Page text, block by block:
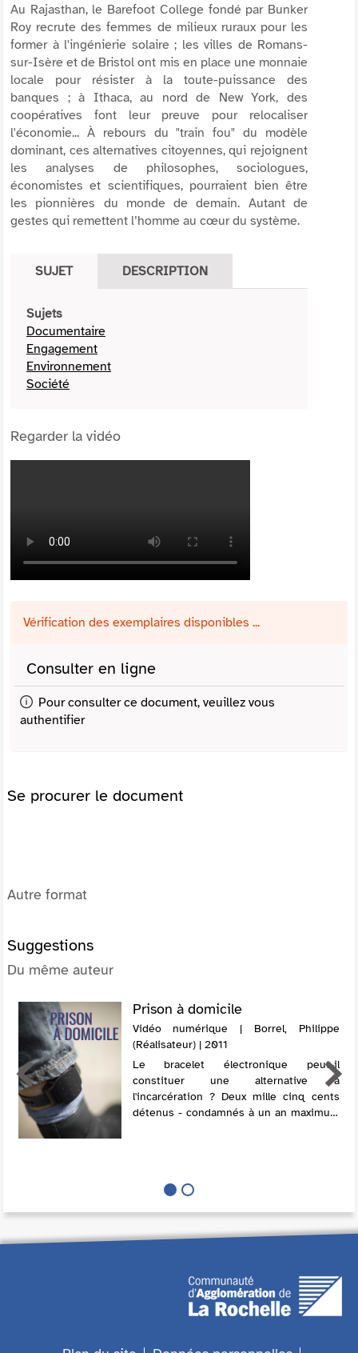
Au Rajasthan, le Barefoot College fondé par Bunker
Roy recrute des femmes de milieux ruraux pour les
former à l'ingénierie solaire ; les villes de Romans-
sur-Isère et de Bristol ont mis en place une monnaie
locale pour résister à la toute-puissance des
banques ; à Ithaca, au nord de New York, des
coopératives font leur preuve pour relocaliser
l'économie... À rebours du "train fou" du modèle
dominant, ces alternatives citoyennes, qui rejoignent
les analyses de philosophes, sociologues,
économistes et scientifiques, pourraient bien être
les pionnières du monde de demain. Autant de
gestes qui remettent l’homme au cœur du système.
SUJET DESCRIPTION
Sujets
Documentaire
Engagement
Environnement
Société
Regarder la vidéo
Vérification des exemplaires disponibles ...
Consulter en ligne
Pour consulter ce document, veuillez vous
authentifier
Se procurer le document
Autre format
Suggestions
Du même auteur
Prison à domicile
Vidéo numérique | Borrel, Philippe
(Réalisateur) | 2011
Le bracelet électronique peut-il
constituer une alternative à
l'incarcération ? Deux mille cinq cents
détenus - condamnés à un an maximum